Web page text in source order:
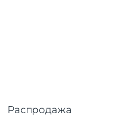
Распродажа